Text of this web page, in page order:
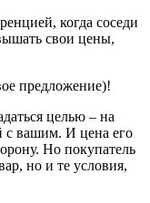
когда соседи
свои цены,
предложение)!
целью – на
с вашим. И цена его
Но покупатель
но и те условия,